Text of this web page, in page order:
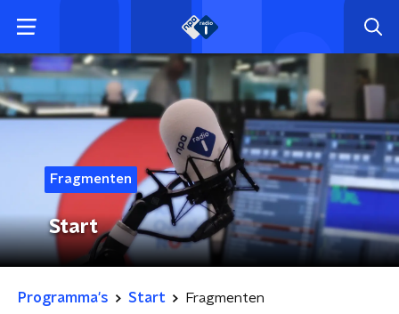
Fragmenten
Start
Programma's Start Fragmenten